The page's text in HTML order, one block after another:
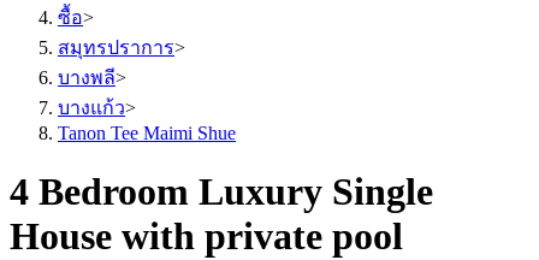
ซื้อ>
สมุทรปราการ>
บางพลี>
บางแก้ว>
Tanon Tee Maimi Shue
4 Bedroom Luxury Single
House with private pool